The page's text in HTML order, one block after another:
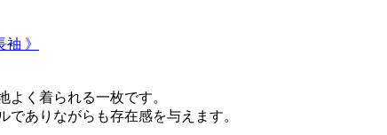
》
く着られる一枚です。
ありながらも存在感を与えます。